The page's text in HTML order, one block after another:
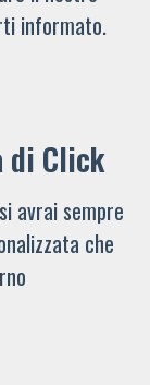
informato.
di Click
avrai sempre
che